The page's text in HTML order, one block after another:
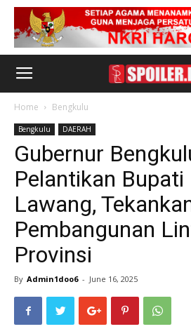
Home Bengkulu
Bengkulu DAERAH
Gubernur
Pelantikan
Lawang,
Pembangunan
Provinsi
By Admin1doo6 - June 16, 2025